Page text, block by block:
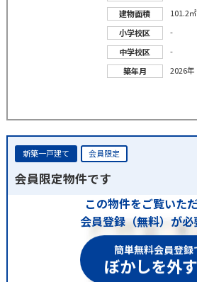
建物面積
101.2㎡
小学校区
-
中学校区
-
築年月
2026年
新築一戸建て 会員限定
会員限定物件です
この物件をご覧いた
会員登録（無料）が必
簡単無料会員登録
ぼかしを外す